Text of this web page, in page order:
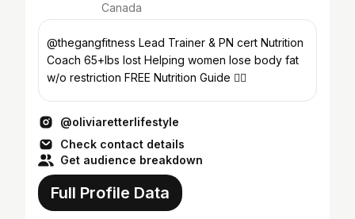
Canada
@thegangfitness Lead Trainer & PN cert Nutrition
Coach 65+lbs lost Helping women lose body fat
w/o restriction FREE Nutrition Guide 👇🏼
@oliviaretterlifestyle
Check contact details
Get audience breakdown
Full Profile Data